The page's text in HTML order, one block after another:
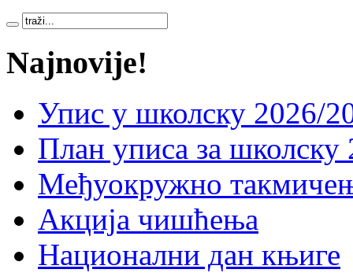
Najnovije!
Упис у школску 2026/
План уписа за школску
Међуокружно
Акција чишћења
Национални дан књиге